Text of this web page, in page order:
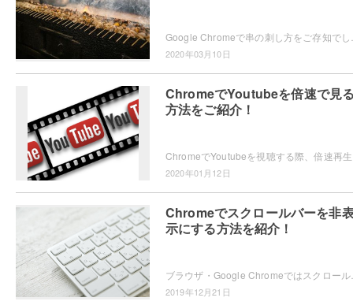
2020年03月10日
ChromeでYoutubeを倍速で見
方法をご紹介！
2020年01月12日
Chromeでスクロールバーを非
示にする方法を紹介！
2019年12月21日